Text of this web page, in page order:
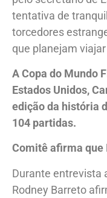
tentativa de
torcedores
que planejam
A Copa do Mundo
Estados Unidos,
edição da história
104 partidas.
Comitê afirma que
Durante entrevista
Rodney Barreto